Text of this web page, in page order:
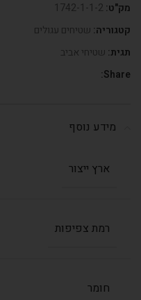
מק"ט: 1742-1-1-2
קטגוריה: שטיחים עגולים
תגית: שטיחי אביב
Share:
מידע נוסף
ארץ ייצור
רמת צפיפות
חומר